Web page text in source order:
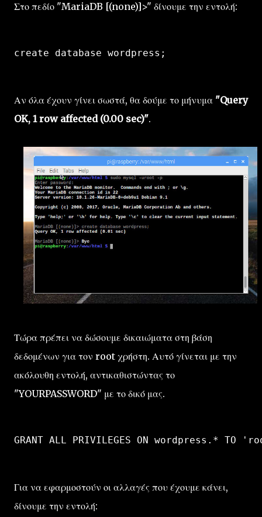
Στο πεδίο "MariaDB [(none)]>" δίνουμε την εντολή:
create database wordpress;
Αν όλα έχουν γίνει σωστά, θα δούμε το μήνυμα "Query
OK, 1 row affected (0.00 sec)".
Τώρα πρέπει να δώσουμε δικαιώματα στη βάση
δεδομένων για τον root χρήστη. Αυτό γίνεται με την
ακόλουθη εντολή, αντικαθιστώντας το
"YOURPASSWORD" με το δικό μας.
GRANT ALL PRIVILEGES ON wordpress.* TO
Για να εφαρμοστούν οι αλλαγές που έχουμε κάνει,
δίνουμε την εντολή: